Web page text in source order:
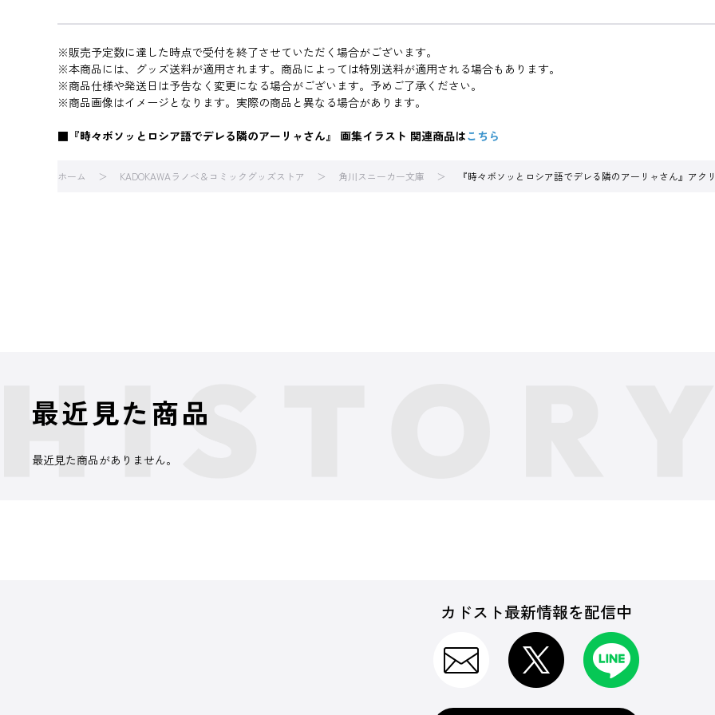
※販売予定数に達した時点で受付を終了させていただく場合がございます。
※本商品には、グッズ送料が適用されます。商品によっては特別送料が適用される場合もあります。
※商品仕様や発送日は予告なく変更になる場合がございます。予めご了承ください。
※商品画像はイメージとなります。実際の商品と異なる場合があります。
■『時々ボソッとロシア語でデレる隣のアーリャさん』 画集イラスト 関連商品はこちら
ホーム KADOKAWAラノベ＆コミックグッズストア 角川スニーカー文庫 『時々ボソッとロシア語でデレる隣のアーリャさん』アク
最近見た商品
最近見た商品がありません。
カドスト最新情報を配信中